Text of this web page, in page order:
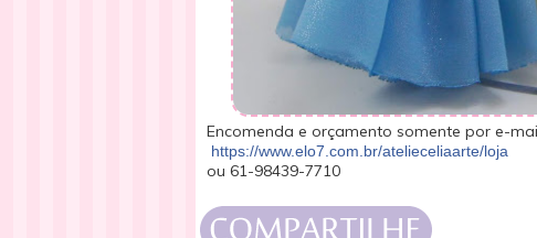
Encomenda e orçamento somente por e-
https://www.elo7.com.br/atelieceliaarte/loja
ou 61-98439-7710